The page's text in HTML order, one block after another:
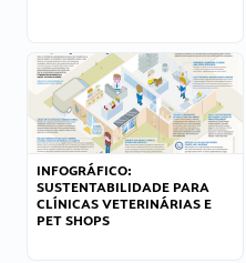
INFOGRÁFICO:
SUSTENTABILIDADE PARA
CLÍNICAS VETERINÁRIAS E
PET SHOPS